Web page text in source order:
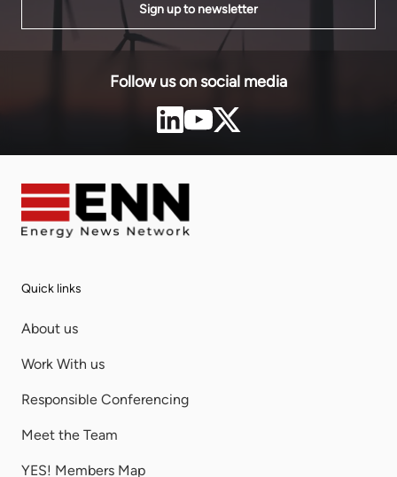
Sign up to newsletter
Follow us on social media
Quick links
About us
Work With us
Responsible Conferencing
Meet the Team
YES! Members Map